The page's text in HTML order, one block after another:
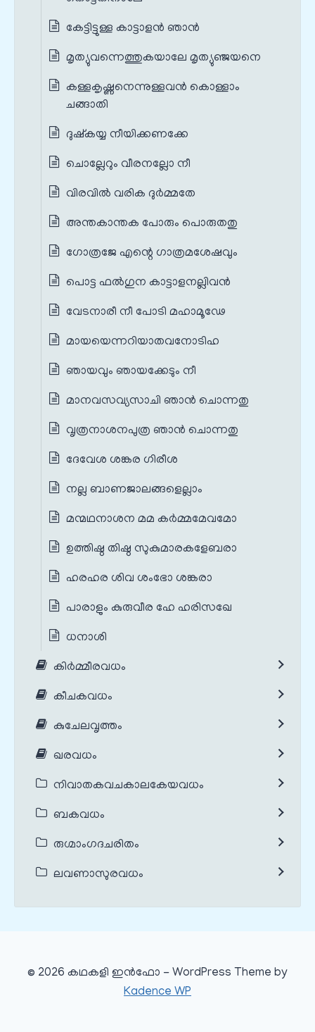
കേട്ടിട്ടുള്ള കാട്ടാളൻ ഞാൻ
മൃത്യുവന്നെത്തുകയാലേ മൃത്യുഞ്ജയനെ
കള്ളകൃഷ്ണനെന്നുള്ളവൻ കൊള്ളാം
ചങ്ങാതി
ദുഷ്കയ്യ നീയിക്കണക്കേ
ചൊല്ലേറും വീരനല്ലോ നീ
വിരവിൽ വരിക ദുർമ്മതേ
അന്തകാന്തക പോരും പൊരുതതു
ഗോത്രജേ എന്റെ ഗാത്രമശേഷവും
പൊട്ട ഫൽഗുന കാട്ടാളനല്ലിവൻ
വേടനാരീ നീ പോടി മഹാമൂഢേ
മായയെന്നറിയാതവനോടിഹ
ഞായവും ഞായക്കേടും നീ
മാനവസവ്യസാചി ഞാൻ ചൊന്നതു
വൃത്രനാശനപുത്ര ഞാൻ ചൊന്നതു
ദേവേശ ശങ്കര ഗിരീശ
നല്ല ബാണജാലങ്ങളെല്ലാം
മന്മഥനാശന മമ കർമ്മമേവമോ
ഉത്തിഷ്ഠ തിഷ്ഠ സുകുമാരകളേബരാ
ഹരഹര ശിവ ശംഭോ ശങ്കരാ
പാരാളും കുരുവീര ഹേ ഹരിസഖേ
ധനാശി
കിർമ്മീരവധം
കീചകവധം
കുചേലവൃത്തം
ഖരവധം
നിവാതകവചകാലകേയവധം
ബകവധം
രുഗ്മാംഗദചരിതം
ലവണാസുരവധം
© 2026 കഥകളി ഇൻഫോ - WordPress Theme by
Kadence WP